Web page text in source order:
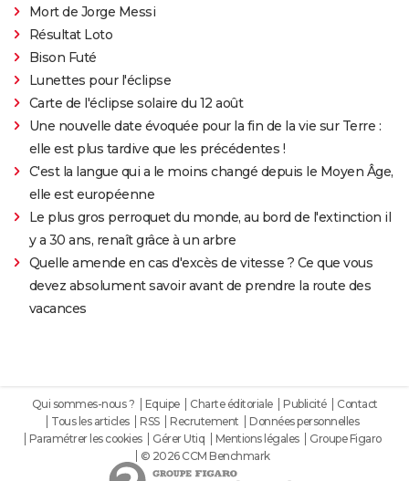
Mort de Jorge Messi
Résultat Loto
Bison Futé
Lunettes pour l'éclipse
Carte de l'éclipse solaire du 12 août
Une nouvelle date évoquée pour la fin de la vie sur Terre :
elle est plus tardive que les précédentes !
C'est la langue qui a le moins changé depuis le Moyen Âge,
elle est européenne
Le plus gros perroquet du monde, au bord de l'extinction il
y a 30 ans, renaît grâce à un arbre
Quelle amende en cas d'excès de vitesse ? Ce que vous
devez absolument savoir avant de prendre la route des
vacances
Qui sommes-nous ? Equipe Charte éditoriale Publicité
Contact
Tous les articles
RSS Recrutement
Données personnelles
Paramétrer les cookies
Gérer Utiq Mentions légales
Groupe Figaro
© 2026 CCM Benchmark